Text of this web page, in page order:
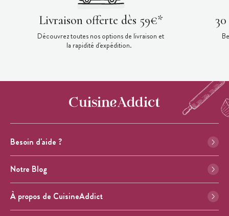
Livraison offerte dès 59€*
Découvrez toutes nos options de livraison et
la rapidité d'expédition.
Besoin d'aide ?
Notre Blog
À propos de CuisineAddict